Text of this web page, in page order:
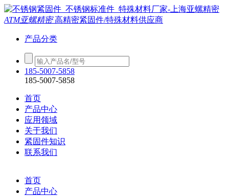
ATM亚螺精密高精密紧固件/特殊材料供应商
产品分类
185-5007-5858
185-5007-5858
首页
产品中心
应用领域
关于我们
紧固件知识
联系我们
首页
产品中心